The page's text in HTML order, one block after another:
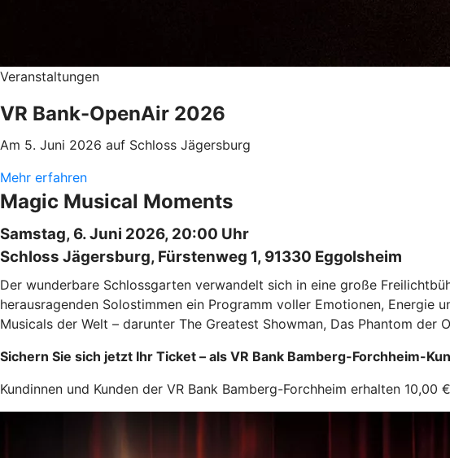
Veranstaltungen
VR Bank-OpenAir 2026
Am 5. Juni 2026 auf Schloss Jägersburg
Mehr erfahren
Magic Musical Moments
Samstag, 6. Juni 2026, 20:00 Uhr
Schloss Jägersburg, Fürstenweg 1, 91330 Eggolsheim
Der wunderbare Schlossgarten verwandelt sich in eine große
herausragenden Solostimmen ein Programm voller Emotionen, Energie
Musicals der Welt – darunter The Greatest Showman, Das Phantom der
Sichern Sie sich jetzt Ihr Ticket – als VR Bank Bamberg-Forchheim-
Kundinnen und Kunden der VR Bank Bamberg-Forchheim erhalten